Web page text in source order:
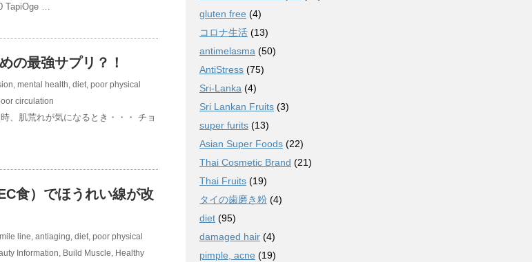
TapiOge …
の最強サプリ？！
mental health, diet, poor physical
circulation
、肌荒れが気になるとき・・・ チョ
食）でほうれい線が改
line, antiaging, diet, poor physical
Information, Build Muscle, Healthy
gluten free (4)
コロナ生活 (13)
antimelasma (50)
AntiStress (75)
Sri-Lanka (4)
Sri Lankan Fruits (3)
super furits (13)
Asian Super Foods (22)
Thai Cosmetic Brand (21)
Thai Fruits (19)
タイの歯磨き粉 (4)
diet (95)
damaged hair (4)
pimple, acne (19)